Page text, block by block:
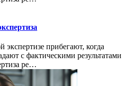
экспертизе прибегают, когда
с фактическими результатами
ре…